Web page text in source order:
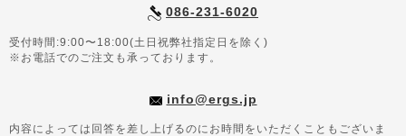
086-231-6020
受付時間:9:00〜18:00(土日祝弊社指定日を除く)
※お電話でのご注文も承っております。
info@ergs.jp
内容によっては回答を差し上げるのにお時間をいただくこともございま